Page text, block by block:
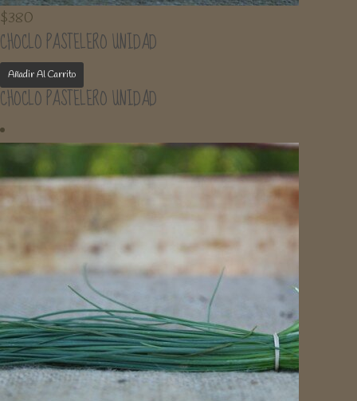
$380
CHOCLO PASTELERO UNIDAD
Añadir Al Carrito
CHOCLO PASTELERO UNIDAD